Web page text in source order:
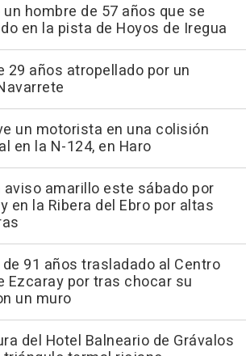
hombre de 57 años que se
en la pista de Hoyos de Iregua
29 años atropellado por un
un motorista en una colisión
en la N-124, en Haro
aviso amarillo este sábado por
en la Ribera del Ebro por altas
91 años trasladado al Centro
Ezcaray por tras chocar su
un muro
del Hotel Balneario de Grávalos